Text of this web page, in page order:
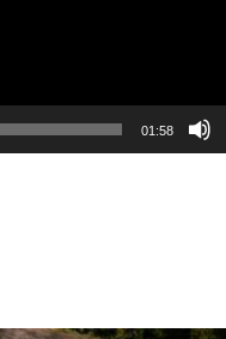
01:58